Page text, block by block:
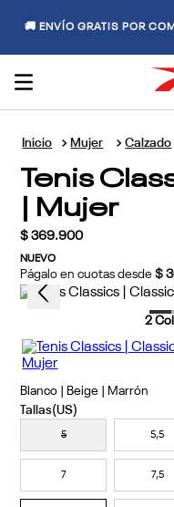
🚚 ENVÍO GRATIS POR
Mujer Calzado
Tenis
| Mujer
$ 369.900
NUEVO
Págalo en cuotas desde $
2
Blanco | Beige | Marrón
5 5,5
7 7,5